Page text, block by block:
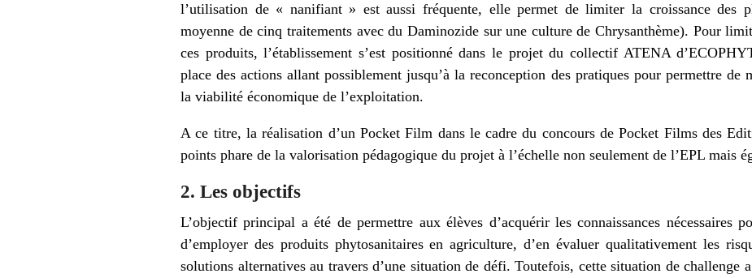
l’utilisation de « nanifiant » est aussi fréquente, elle permet de limiter la croissance des
moyenne de cinq traitements avec du Daminozide sur une culture de Chrysanthème). Pour
ces produits, l’établissement s’est positionné dans le projet du collectif ATENA
place des actions allant possiblement jusqu’à la reconception des pratiques pour permettre de
la viabilité économique de l’exploitation.
A ce titre, la réalisation d’un Pocket Film dans le cadre du concours de Pocket Films des
points phare de la valorisation pédagogique du projet à l’échelle non seulement de l’EPL mais
2. Les objectifs
L’objectif principal a été de permettre aux élèves d’acquérir les connaissances nécessaires
d’employer des produits phytosanitaires en agriculture, d’en évaluer qualitativement les
solutions alternatives au travers d’une situation de défi. Toutefois, cette situation de challenge